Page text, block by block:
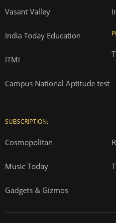
Vasant Valley
India Today Education
ITMI
Campus National Aptitude test
SUBSCRIPTION:
Cosmopolitan
Music Today
Gadgets & Gizmos